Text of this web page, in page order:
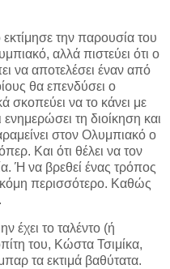
την παρουσία του
αλλά πιστεύει ότι ο
να αποτελέσει έναν από
θα επενδύσει ο
σκοπεύει να το κάνει με
τη διοίκηση και
στον Ολυμπιακό ο
Και ότι θέλει να τον
Ή να βρεθεί ένας τρόπος
περισσότερο. Καθώς
έχει το ταλέντο (ή
του, Κώστα Τσιμίκα,
τα εκτιμά βαθύτατα.